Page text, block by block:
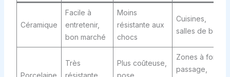
Céramique
Facile à
entretenir,
bon marché
Moins
résistante aux
chocs
Cuisines,
salles de bain
Porcelaine
Très
résistante,
Plus coûteuse,
pose
Zones à fort
passage,